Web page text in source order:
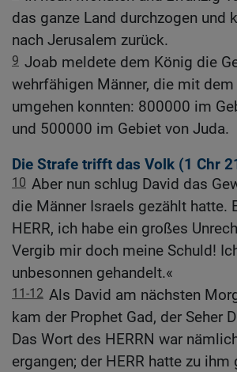
das ganze Land durchzogen und
nach Jerusalem zurück.
9 Joab meldete dem König die
wehrfähigen Männer, die mit
umgehen konnten: 800000 im
und 500000 im Gebiet von Juda.
Die Strafe trifft das Volk (1 Chr
10 Aber nun schlug David das
die Männer Israels gezählt hatte.
HERR, ich habe ein großes
Vergib mir doch meine Schuld!
unbesonnen gehandelt.«
11-12 Als David am nächsten
kam der Prophet Gad, der Seher
Das Wort des HERRN war
ergangen; der HERR hatte zu ihm